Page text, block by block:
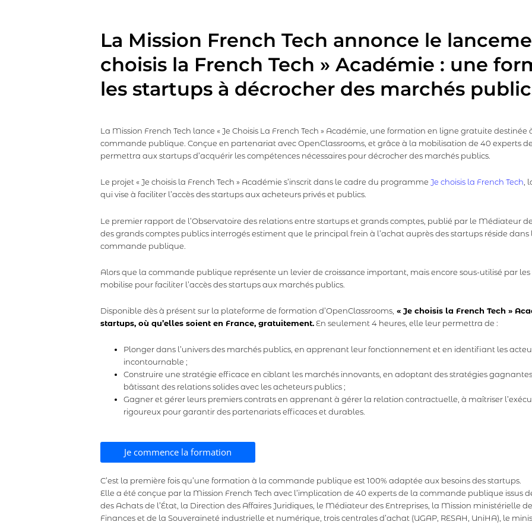
La Mission French Tech annonce le
choisis la French Tech » Académie : une
les startups à décrocher des marchés
La Mission French Tech lance « Je Choisis La French Tech » Académie, une formation en ligne gratuite
commande publique. Conçue en partenariat avec OpenClassrooms, et grâce à la mobilisation de 40 experts
permettra aux startups d’acquérir les compétences nécessaires pour décrocher des marchés publics.
Le projet « Je choisis la French Tech » Académie s’inscrit dans le cadre du programme Je choisis la French Tech,
qui vise à faciliter l’accès des startups aux acheteurs privés et publics.
Le premier rapport de l’Observatoire des relations entre startups et grands comptes, publié par le Médiateur
des grands comptes publics interrogés estiment que le principal frein à l’achat auprès des startups réside
commande publique.
Alors que la commande publique représente un levier de croissance important, mais encore sous-utilisé par les
mobilise pour faciliter l’accès des startups aux marchés publics.
Disponible dès à présent sur la plateforme de formation d’OpenClassrooms, « Je choisis la French Tech »
startups, où qu’elles soient en France, gratuitement.En seulement 4 heures, elle leur permettra de :
Plonger dans l’univers des marchés publics, en apprenant leur fonctionnement et en identifiant les
incontournable ;
Construire une stratégie efficace en ciblant les marchés innovants, en adoptant des stratégies
bâtissant des relations solides avec les acheteurs publics ;
Gagner et gérer leurs premiers contrats en apprenant à gérer la relation contractuelle, à maîtriser
rigoureux pour garantir des partenariats efficaces et durables.
Je commence la formation
C’est la première fois qu’une formation à la commande publique est 100% adaptée aux besoins des startups.
Elle a été conçue par la Mission French Tech avec l’implication de 40 experts de la commande publique issus
des Achats de l’État, la Direction des Affaires Juridiques, le Médiateur des Entreprises, la Mission ministérielle
Finances et de la Souveraineté industrielle et numérique, trois centrales d’achat (UGAP, RESAH, UniHA), le